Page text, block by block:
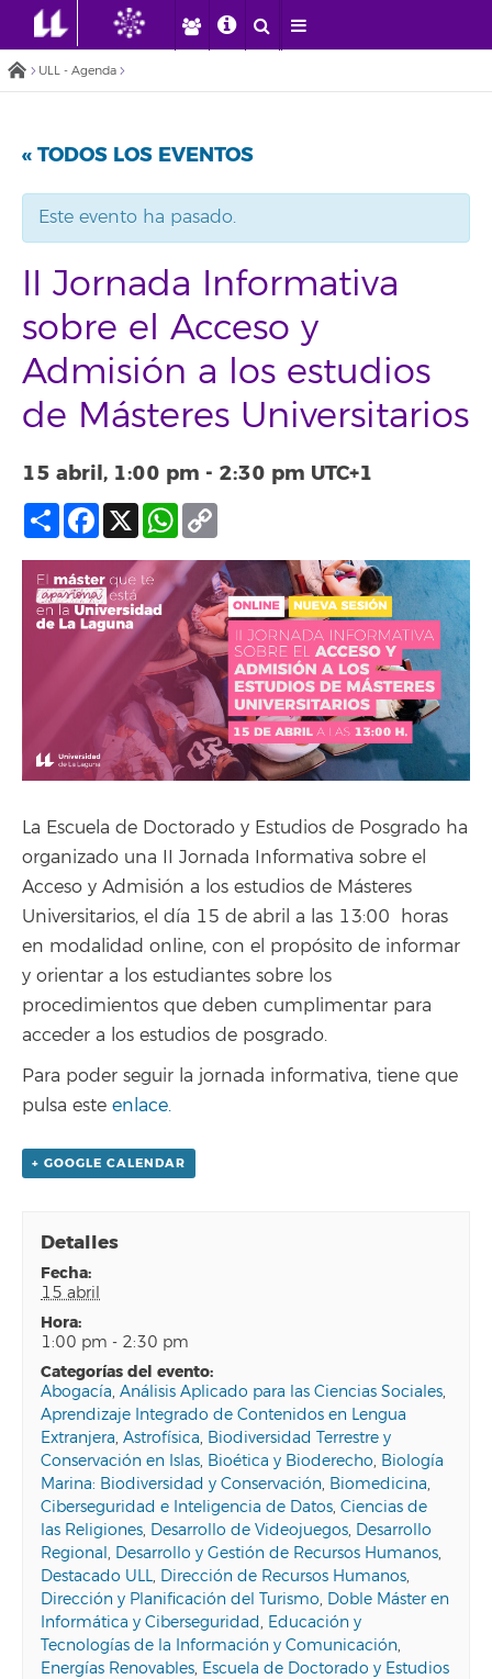
ULL - Agenda
« TODOS LOS EVENTOS
Este evento ha pasado.
II Jornada Informativa
sobre el Acceso y
Admisión a los estudios
de Másteres Universitarios
15 abril, 1:00 pm - 2:30 pm UTC+1
Compartir
Facebook
X WhatsApp
La Escuela de Doctorado y Estudios de Posgrado ha
organizado una II Jornada Informativa sobre el
Acceso y Admisión a los estudios de Másteres
Universitarios, el día 15 de abril a las 13:00 horas
en modalidad online, con el propósito de informar
y orientar a los estudiantes sobre los
procedimientos que deben cumplimentar para
acceder a los estudios de posgrado.
Para poder seguir la jornada informativa, tiene que
pulsa este enlace.
+ GOOGLE CALENDAR
Detalles
fecha:
15 abril
hora:
1:00 pm - 2:30 pm
categorías del evento:
Abogacía,Análisis Aplicado para las Ciencias Sociales,
Aprendizaje Integrado de Contenidos en Lengua
Extranjera,Astrofísica, Biodiversidad Terrestre y
Conservación en Islas, Bioética y Bioderecho, Biología
Marina: Biodiversidad y Conservación, Biomedicina,
Ciberseguridad e Inteligencia de Datos,Ciencias de
las Religiones, Desarrollo de Videojuegos, Desarrollo
Regional, Desarrollo y Gestión de Recursos Humanos,
Destacado ULL, Dirección de Recursos Humanos,
Dirección y Planificación del Turismo, Doble Máster en
Informática y Ciberseguridad, Educación y
Tecnologías de la Información y Comunicación,
Energías Renovables, Escuela de Doctorado y Estudios